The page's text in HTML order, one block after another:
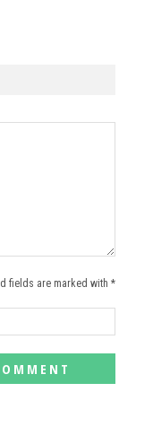
fields are marked with *